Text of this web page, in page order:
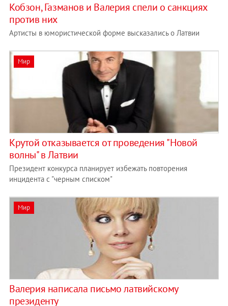
Кобзон, Газманов и Валерия спели о санкциях
против них
Артисты в юмористической форме высказались о Латвии
Мир
Крутой отказывается от проведения "Новой
волны" в Латвии
Президент конкурса планирует избежать повторения
инцидента с "черным списком"
Мир
Валерия написала письмо латвийскому
президенту